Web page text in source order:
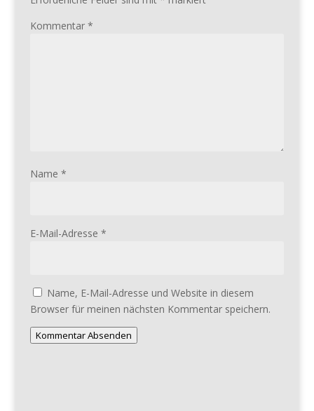
Kommentar *
Name *
E-Mail-Adresse *
Name, E-Mail-Adresse und Website in diesem
Browser für meinen nächsten Kommentar speichern.
Kommentar Absenden